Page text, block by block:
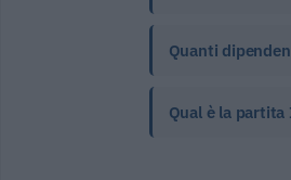
Quanti
Qual è la partita